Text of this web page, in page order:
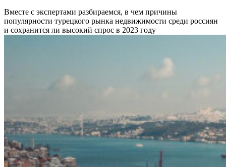
Вместе с экспертами разбираемся, в чем причины
популярности турецкого рынка недвижимости среди россиян
и сохранится ли высокий спрос в 2023 году